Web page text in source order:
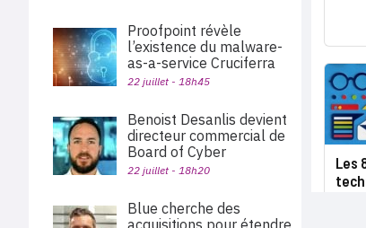
Les
Proofpoint révèle
l’existence du malware-
as-a-service Cruciferra
22 juillet - 18h45
Benoist Desanlis devient
directeur commercial de
Board of Cyber
22 juillet - 18h20
Blue cherche des
acquisitions pour étendre